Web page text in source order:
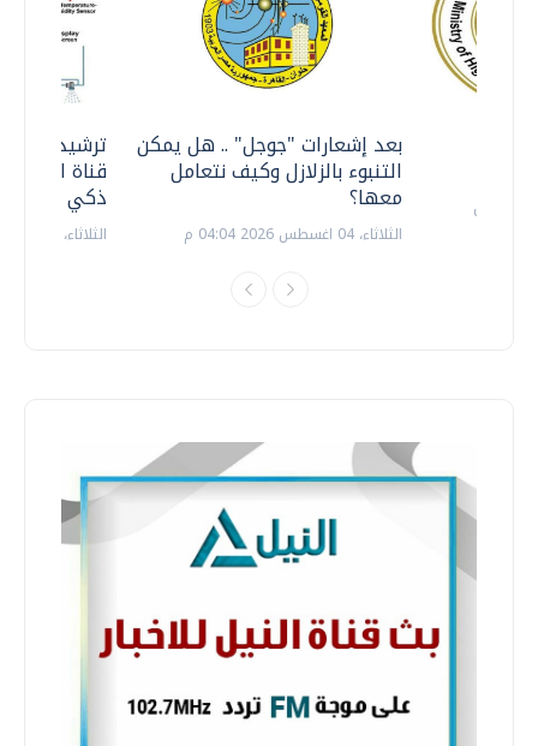
ترشيدا
قناة
ذكي
الثلاثاء، 14 يوليو 2026 06:11 م
بعد إشعارات "جوجل" .. هل يمكن
التنبوء بالزلازل وكيف نتعامل
معها؟
الثلاثاء، 04 اغسطس 2026 04:04 م